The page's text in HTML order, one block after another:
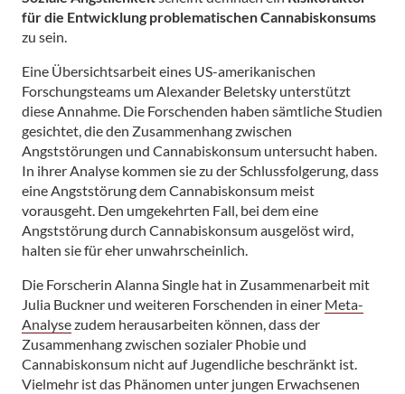
für die Entwicklung problematischen Cannabiskonsums
zu sein.
Eine Übersichtsarbeit eines US-amerikanischen
Forschungsteams um Alexander Beletsky unterstützt
diese Annahme. Die Forschenden haben sämtliche Studien
gesichtet, die den Zusammenhang zwischen
Angststörungen und Cannabiskonsum untersucht haben.
In ihrer Analyse kommen sie zu der Schlussfolgerung, dass
eine Angststörung dem Cannabiskonsum meist
vorausgeht. Den umgekehrten Fall, bei dem eine
Angststörung durch Cannabiskonsum ausgelöst wird,
halten sie für eher unwahrscheinlich.
Die Forscherin Alanna Single hat in Zusammenarbeit mit
Julia Buckner und weiteren Forschenden in einer Meta-
Analysezudem herausarbeiten können, dass der
Zusammenhang zwischen sozialer Phobie und
Cannabiskonsum nicht auf Jugendliche beschränkt ist.
Vielmehr ist das Phänomen unter jungen Erwachsenen